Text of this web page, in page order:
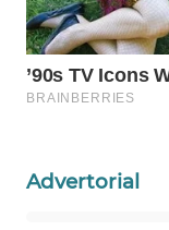
Advertorial
WAHANANEWS